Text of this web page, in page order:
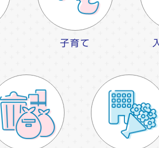
子育て